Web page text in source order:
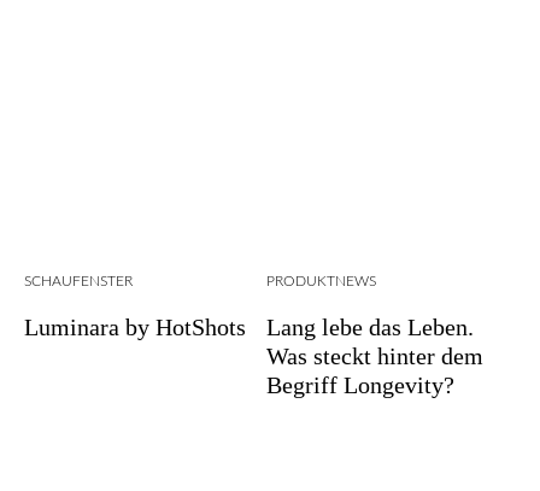
SCHAUFENSTER
Luminara by HotShots
PRODUKTNEWS
Lang lebe das Leben.
Was steckt hinter dem
Begriff Longevity?